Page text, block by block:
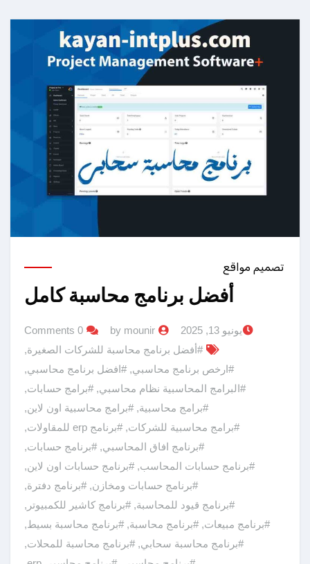
تصميم مواقع
أفضل برنامج محاسبة كامل
يونيو 13, 2025 by mounir
0 Comments
#أفضل برنامج محاسبة للشركات الصغيرة,
#ارخص برنامج محاسبي,#افضل برنامج محاسبي,
#البرامج المحاسبية نظام محاسبي,#برامج حسابات,
#برامج محاسبية,#برامج محاسبية اون لاين,
#برامج محاسبية للشركات,#برنامج erp للمقاولات
,
#برنامج افاق المحاسبي,#برنامج حسابات,
#برنامج حسابات المحاسب,#برنامج حسابات اون لاين,
#برنامج حسابات ومخازن,#برنامج دفترة,
#برنامج قيود للمحاسبة,#برنامج كاشير للكمبيوتر ,
#برنامج مبيعات,#برنامج محاسبة,#برنامج محاسبة بسيط,
#برنامج محاسبة سحابي,#برنامج محاسبة للمحلات,